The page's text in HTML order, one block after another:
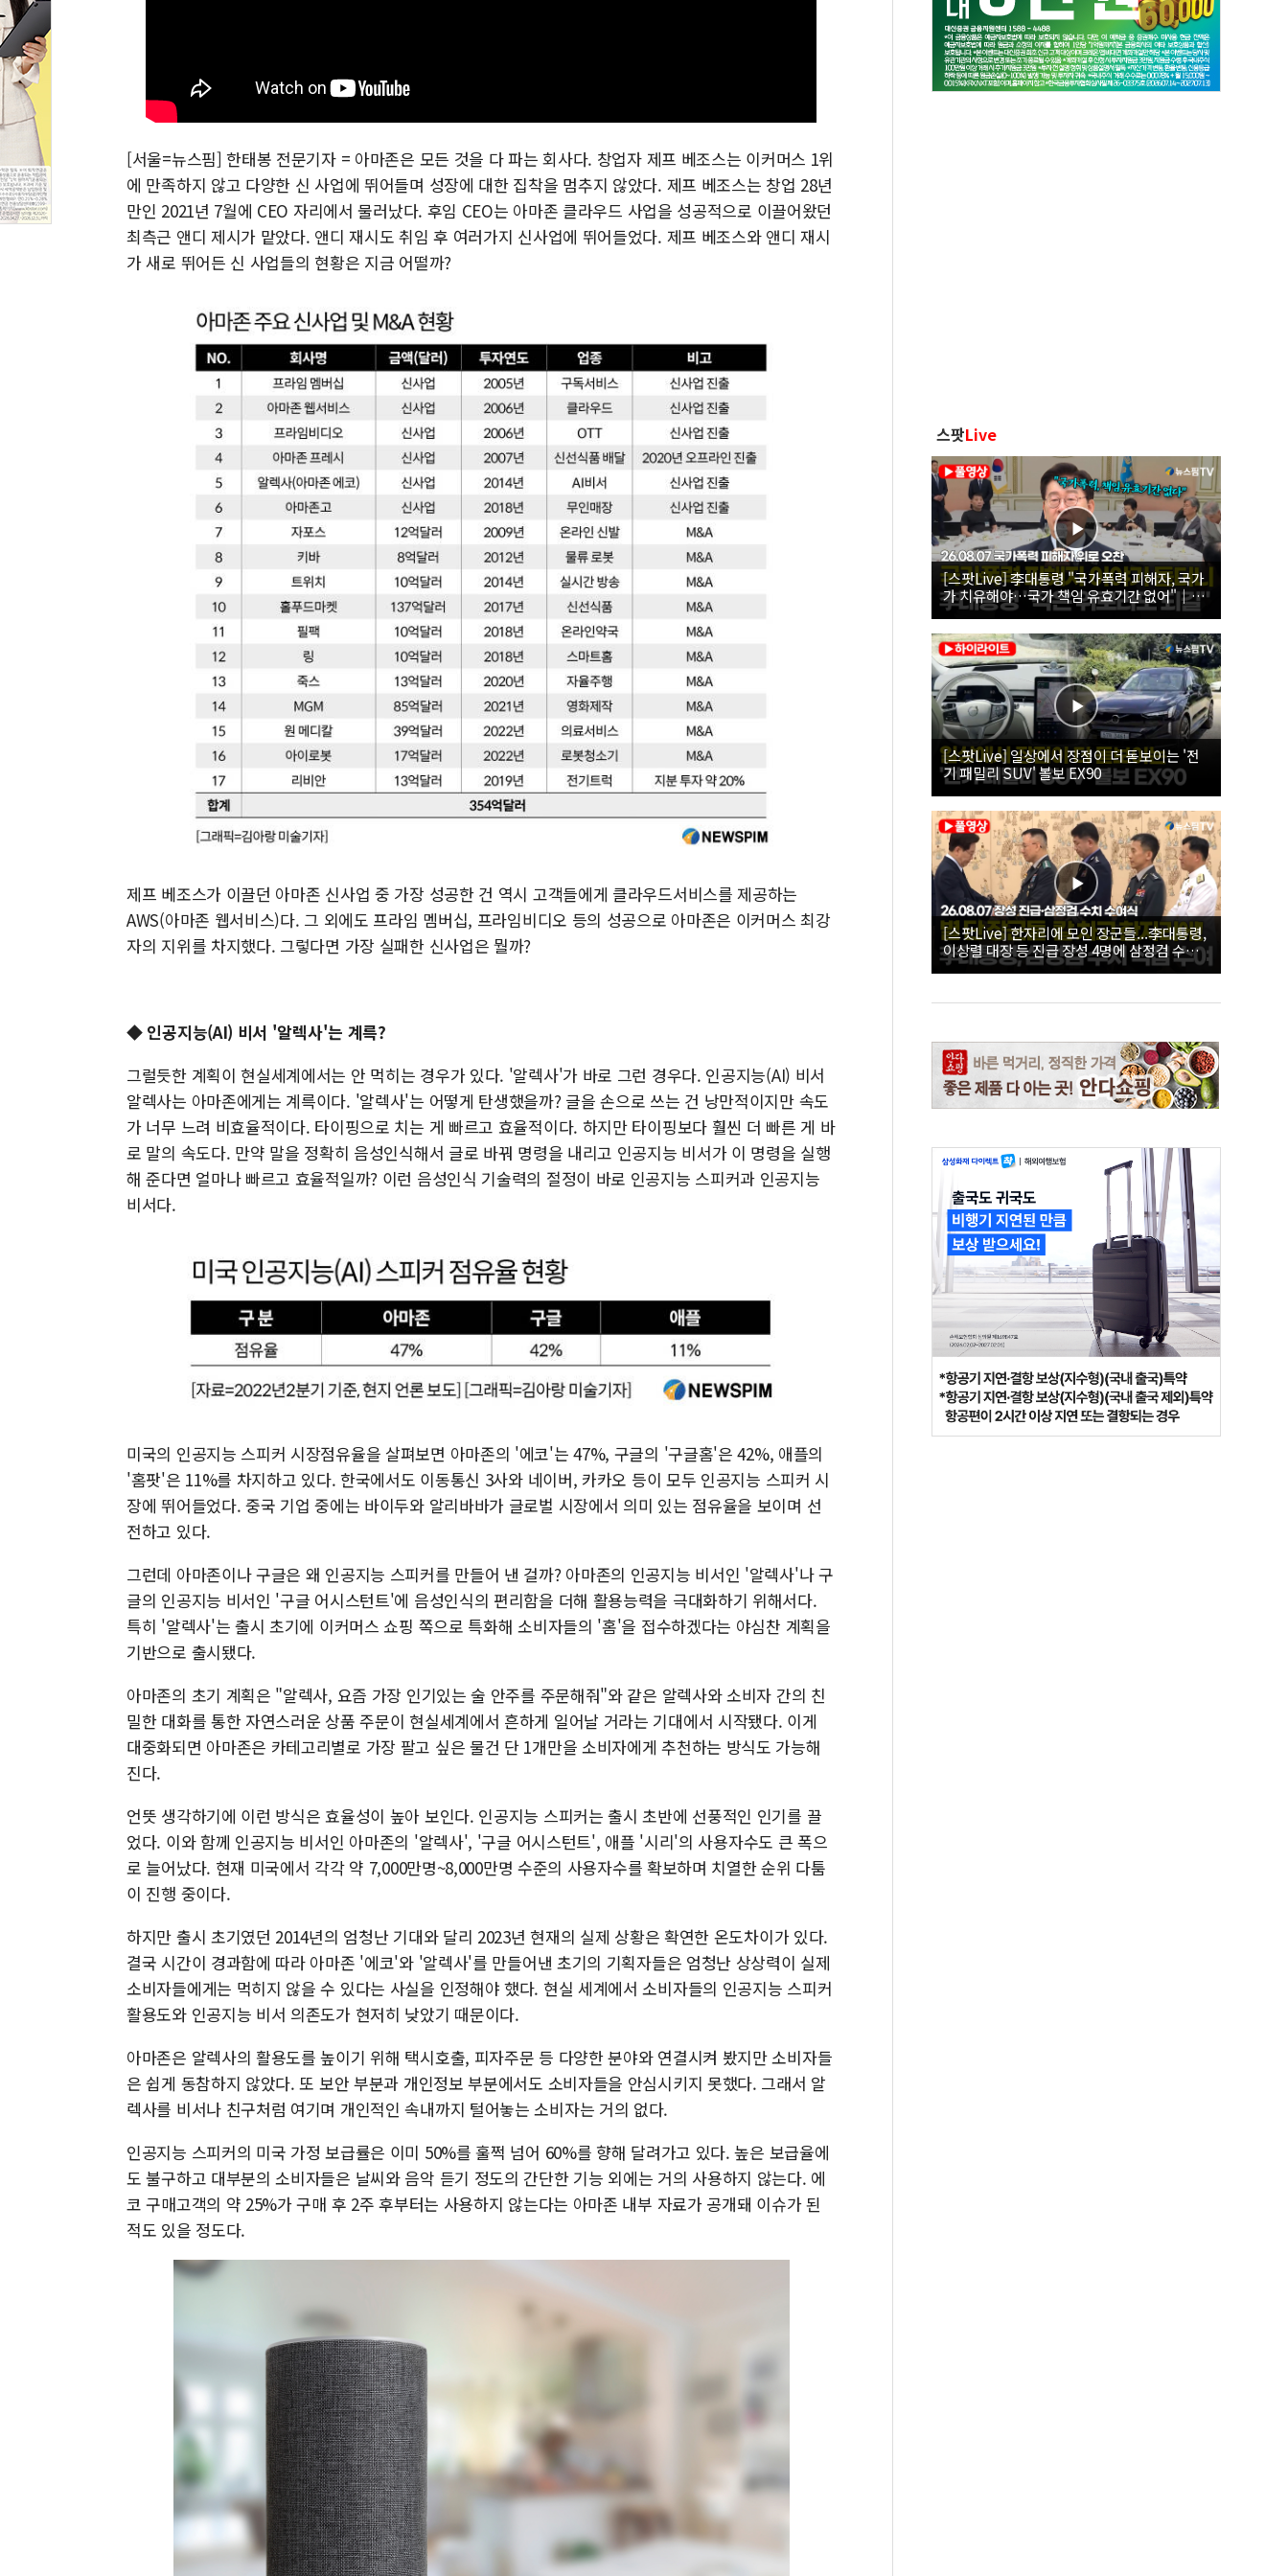
[서울=뉴스핌] 한태봉 전문기자 = 아마존은 모든 것을 다 파는 회사다. 창업자 제프 베조스는 이커머스 1위
에 만족하지 않고 다양한 신 사업에 뛰어들며 성장에 대한 집착을 멈추지 않았다. 제프 베조스는 창업 28년
만인 2021년 7월에 CEO 자리에서 물러났다. 후임 CEO는 아마존 클라우드 사업을 성공적으로 이끌어왔던
최측근 앤디 제시가 맡았다. 앤디 재시도 취임 후 여러가지 신사업에 뛰어들었다. 제프 베조스와 앤디 재시
가 새로 뛰어든 신 사업들의 현황은 지금 어떨까?
제프 베조스가 이끌던 아마존 신사업 중 가장 성공한 건 역시 고객들에게 클라우드서비스를 제공하는
AWS(아마존 웹서비스)다. 그 외에도 프라임 멤버십, 프라임비디오 등의 성공으로 아마존은 이커머스 최강
자의 지위를 차지했다. 그렇다면 가장 실패한 신사업은 뭘까?
◆ 인공지능(AI) 비서 '알렉사'는 계륵?
그럴듯한 계획이 현실세계에서는 안 먹히는 경우가 있다. '알렉사'가 바로 그런 경우다. 인공지능(AI) 비서
알렉사는 아마존에게는 계륵이다. '알렉사'는 어떻게 탄생했을까? 글을 손으로 쓰는 건 낭만적이지만 속도
가 너무 느려 비효율적이다. 타이핑으로 치는 게 빠르고 효율적이다. 하지만 타이핑보다 훨씬 더 빠른 게 바
로 말의 속도다. 만약 말을 정확히 음성인식해서 글로 바꿔 명령을 내리고 인공지능 비서가 이 명령을 실행
해 준다면 얼마나 빠르고 효율적일까? 이런 음성인식 기술력의 절정이 바로 인공지능 스피커과 인공지능
비서다.
미국의 인공지능 스피커 시장점유율을 살펴보면 아마존의 '에코'는 47%, 구글의 '구글홈'은 42%, 애플의
'홈팟'은 11%를 차지하고 있다. 한국에서도 이동통신 3사와 네이버, 카카오 등이 모두 인공지능 스피커 시
장에 뛰어들었다. 중국 기업 중에는 바이두와 알리바바가 글로벌 시장에서 의미 있는 점유율을 보이며 선
전하고 있다.
그런데 아마존이나 구글은 왜 인공지능 스피커를 만들어 낸 걸까? 아마존의 인공지능 비서인 '알렉사'나 구
글의 인공지능 비서인 '구글 어시스턴트'에 음성인식의 편리함을 더해 활용능력을 극대화하기 위해서다.
특히 '알렉사'는 출시 초기에 이커머스 쇼핑 쪽으로 특화해 소비자들의 '홈'을 접수하겠다는 야심찬 계획을
기반으로 출시됐다.
아마존의 초기 계획은 "알렉사, 요즘 가장 인기있는 술 안주를 주문해줘"와 같은 알렉사와 소비자 간의 친
밀한 대화를 통한 자연스러운 상품 주문이 현실세계에서 흔하게 일어날 거라는 기대에서 시작됐다. 이게
대중화되면 아마존은 카테고리별로 가장 팔고 싶은 물건 단 1개만을 소비자에게 추천하는 방식도 가능해
진다.
언뜻 생각하기에 이런 방식은 효율성이 높아 보인다. 인공지능 스피커는 출시 초반에 선풍적인 인기를 끌
었다. 이와 함께 인공지능 비서인 아마존의 '알렉사', '구글 어시스턴트', 애플 '시리'의 사용자수도 큰 폭으
로 늘어났다. 현재 미국에서 각각 약 7,000만명~8,000만명 수준의 사용자수를 확보하며 치열한 순위 다툼
이 진행 중이다.
하지만 출시 초기였던 2014년의 엄청난 기대와 달리 2023년 현재의 실제 상황은 확연한 온도차이가 있다.
결국 시간이 경과함에 따라 아마존 '에코'와 '알렉사'를 만들어낸 초기의 기획자들은 엄청난 상상력이 실제
소비자들에게는 먹히지 않을 수 있다는 사실을 인정해야 했다. 현실 세계에서 소비자들의 인공지능 스피커
활용도와 인공지능 비서 의존도가 현저히 낮았기 때문이다.
아마존은 알렉사의 활용도를 높이기 위해 택시호출, 피자주문 등 다양한 분야와 연결시켜 봤지만 소비자들
은 쉽게 동참하지 않았다. 또 보안 부분과 개인정보 부분에서도 소비자들을 안심시키지 못했다. 그래서 알
렉사를 비서나 친구처럼 여기며 개인적인 속내까지 털어놓는 소비자는 거의 없다.
인공지능 스피커의 미국 가정 보급률은 이미 50%를 훌쩍 넘어 60%를 향해 달려가고 있다. 높은 보급율에
도 불구하고 대부분의 소비자들은 날씨와 음악 듣기 정도의 간단한 기능 외에는 거의 사용하지 않는다. 에
코 구매고객의 약 25%가 구매 후 2주 후부터는 사용하지 않는다는 아마존 내부 자료가 공개돼 이슈가 된
적도 있을 정도다.
스팟Live
[스팟Live] 李대통령 "국가폭력 피해자, 국가
가 치유해야…국가 책임 유효기간 없어"｜
26.08.07 국가폭력 피해자 위로 오찬
[스팟Live] 일상에서 장점이 더 돋보이는 '전
기 패밀리 SUV' 볼보 EX90
[스팟Live] 한자리에 모인 장군들...李대통령,
이상렬 대장 등 진급 장성 4명에 삼정검 수치
직접 수여｜26.08.07 장성 진급·삼정검 수치